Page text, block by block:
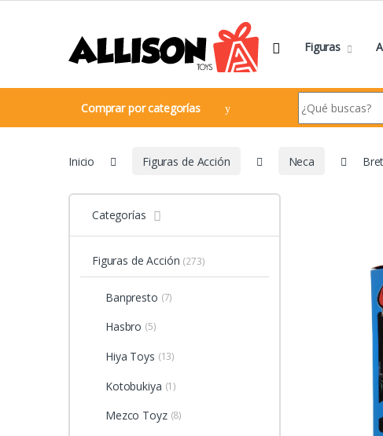
Figuras
Comprar por categorías
Search for:
Inicio Figuras de Acción Neca
Categorías
Figuras de Acción (273)
Banpresto (7)
Hasbro (5)
Hiya Toys (13)
Kotobukiya (1)
Mezco Toyz (8)